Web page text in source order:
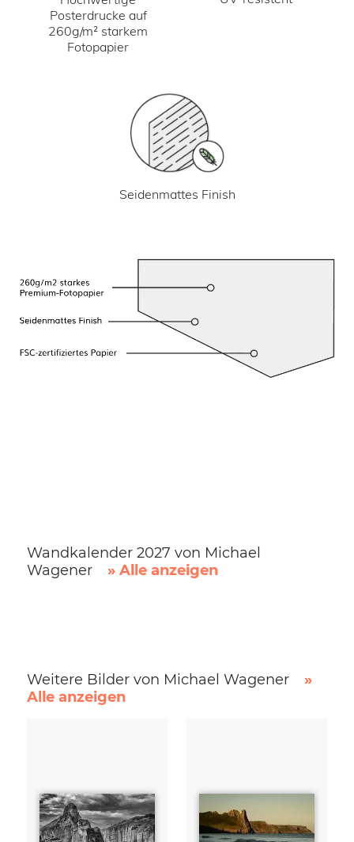
Posterdrucke auf
260g/m² starkem
Fotopapier
Seidenmattes Finish
Wandkalender 2027 von Michael
Wagener
» Alle anzeigen
Weitere Bilder von Michael Wagener
»
Alle anzeigen